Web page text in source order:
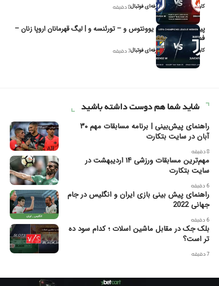
کاوه نیک‌فر، تحلیل‌گر حرفه‌ای فوتبال8 دقیقه
پیش‌بینی و تحلیل یوونتوس و – تورئنسه و | لیگ قهرمانان اروپا زنان –
فصل ۲۰۲۶
کاوه نیک‌فر، تحلیل‌گر حرفه‌ای فوتبال7 دقیقه
شاید شما هم دوست داشته باشید
راهنمای پیش‌بینی | برنامه مسابقات مهم ۳۰
آبان در سایت بتکارت
8 دقیقه
مهم‌ترین مسابقات ورزشی ۱۴ اردیبهشت در
سایت بتکارت
6 دقیقه
راهنمای پیش بینی بازی ایران و انگلیس در جام
جهانی 2022
6 دقیقه
بلک جک در مقابل ماشین اسلات ؛ کدام سود ده
تر است؟
7 دقیقه